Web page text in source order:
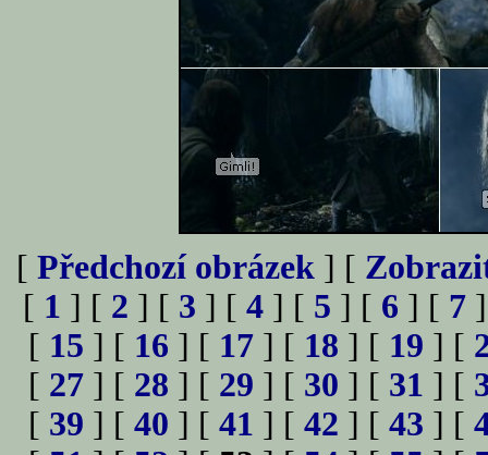
[ Předchozí obrázek ] [
[ 1 ] [ 2 ] [ 3 ] [ 4 ] [ 5 ] [ 6 ] [ 7
[ 15 ] [ 16 ] [ 17 ] [ 18 ] [ 19 ] [
[ 27 ] [ 28 ] [ 29 ] [ 30 ] [ 31 ] [
[ 39 ] [ 40 ] [ 41 ] [ 42 ] [ 43 ] [